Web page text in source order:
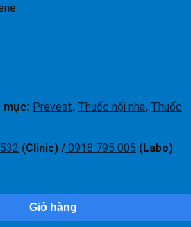
mục: Prevest, Thuốc nội nha, Thuốc
(Clinic) / 0918 795 005 (Labo)
Giỏ hàng